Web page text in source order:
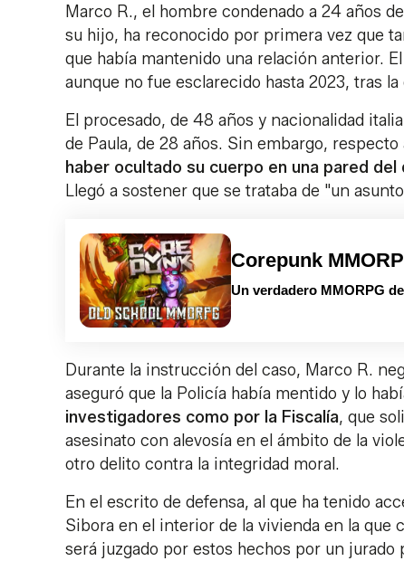
Marco R., el hombre condenado a 24 años
su hijo, ha reconocido por primera vez que
que había mantenido una relación anterior.
aunque no fue esclarecido hasta 2023, tras
El procesado, de 48 años y nacionalidad
de Paula, de 28 años. Sin embargo,
haber ocultado su cuerpo en una pared del
Llegó a sostener que se trataba de "un
Corepunk
Un verdadero MMORPG
Durante la instrucción del caso, Marco R.
aseguró que la Policía había mentido y lo
investigadores como por la Fiscalía, que
asesinato con alevosía en el ámbito de la
otro delito contra la integridad moral.
En el escrito de defensa, al que ha tenido
Sibora en el interior de la vivienda en la que
será juzgado por estos hechos por un